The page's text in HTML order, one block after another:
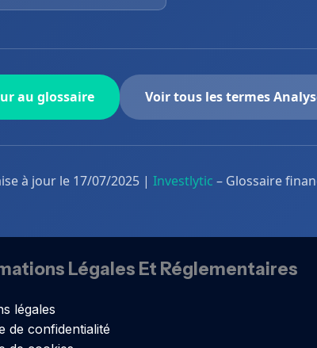
au glossaire Voir tous les termes
à jour le 17/07/2025 | Investlytic – Glossaire
Légales Et Réglementaires
légales
de confidentialité